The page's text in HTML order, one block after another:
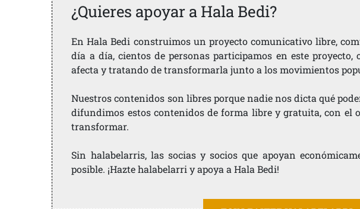
¿Quieres apoyar a Hala Bedi?
En Hala Bedi construimos un proyecto comunicativo libre,
día a día, cientos de personas participamos en este
afecta y tratando de transformarla junto a los movimientos
Nuestros contenidos son libres porque nadie nos dicta qué
difundimos estos contenidos de forma libre y gratuita, con el
transformar.
Sin halabelarris, las socias y socios que apoyan
posible. ¡Hazte halabelarri y apoya a Hala Bedi!